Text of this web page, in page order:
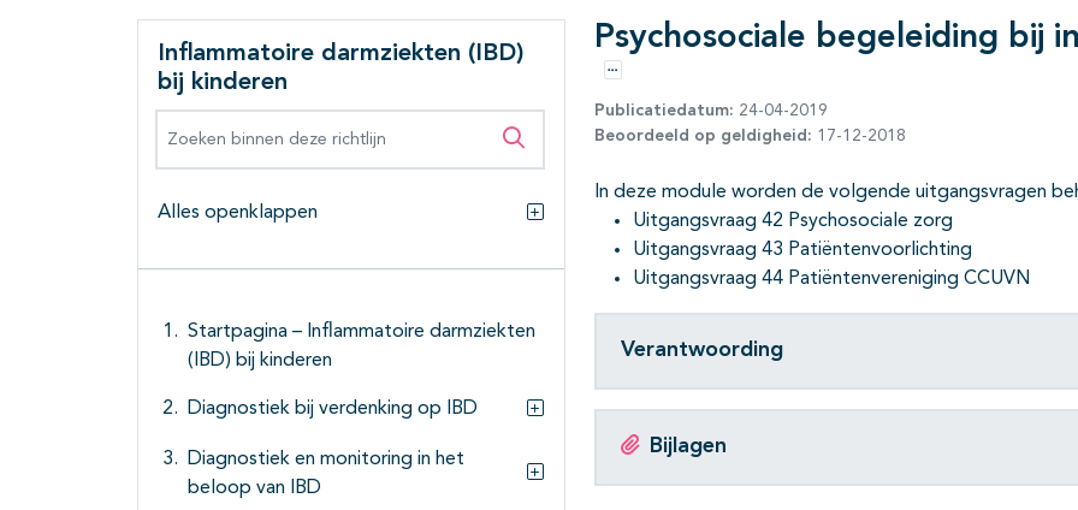
Inflammatoire darmziekten (IBD)
bij kinderen
Zoeken binnen deze richtlijn
Alles openklappen
Alles openklappen
Startpagina – Inflammatoire darmziekten
(IBD) bij kinderen
Diagnostiek bij verdenking op IBD
Subpagina's open- en dichtklappen
Diagnostiek en monitoring in het
beloop van IBD
Psychosociale begeleiding bij
Opties
Publicatiedatum: 24-04-2019
Beoordeeld op geldigheid: 17-12-2018
In deze module worden de volgende uitgangsvragen
Uitgangsvraag 42 Psychosociale zorg
Uitgangsvraag 43 Patiëntenvoorlichting
Uitgangsvraag 44 Patiëntenvereniging CCUVN
Verantwoording
Bijlagen